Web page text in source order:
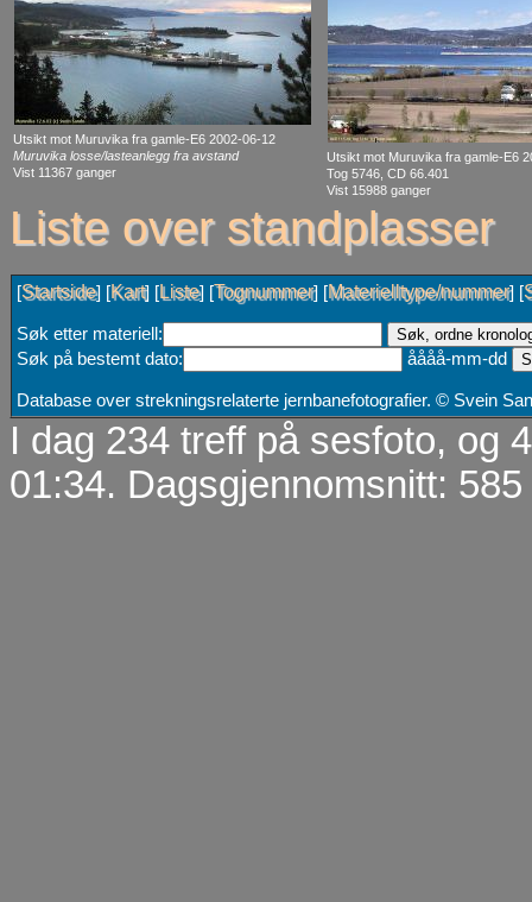
Utsikt mot Muruvika fra gamle-E6 2002-06-12
Muruvika losse/lasteanlegg fra avstand
Vist 11367 ganger
Utsikt mot Muruvika fra gamle-E6
Tog 5746, CD 66.401
Vist 15988 ganger
Liste over standplasser
[Startside] [Kart] [Liste] [Tognummer] [Materielltype/nummer] [
Søk etter materiell:
Søk på bestemt dato:
åååå-mm-dd
Database over strekningsrelaterte jernbanefotografier. © Svein
I dag 234 treff på sesfoto, og
01:34. Dagsgjennomsnitt: 585